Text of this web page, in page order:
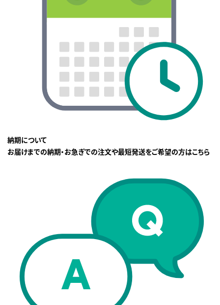
納期について
お届けまでの納期・お急ぎでの注文や最短発送をご希望の方はこちら